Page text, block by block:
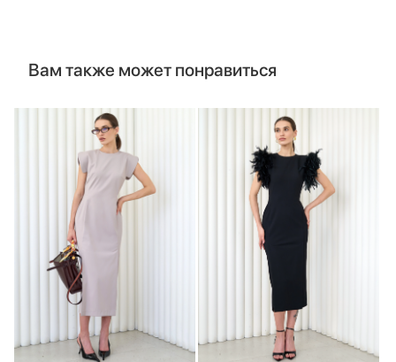
Вам также может понравиться